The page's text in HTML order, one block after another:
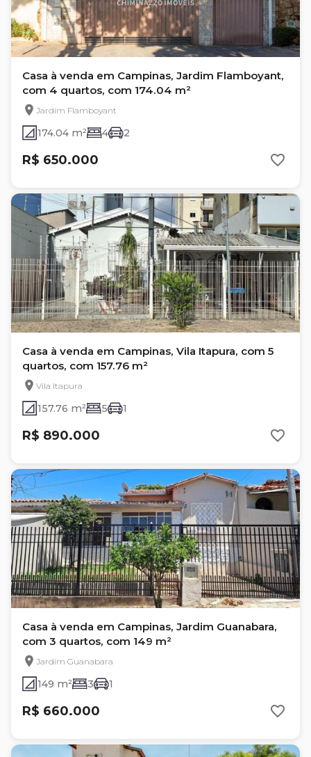
Casa à venda em Campinas, Jardim Flamboyant,
com 4 quartos, com 174.04 m²
Jardim Flamboyant
174.04 m² 4 2
R$ 650.000
Casa à venda em Campinas, Vila Itapura, com 5
quartos, com 157.76 m²
Vila Itapura
157.76 m² 5 1
R$ 890.000
Casa à venda em Campinas, Jardim Guanabara,
com 3 quartos, com 149 m²
Jardim Guanabara
149 m² 3 1
R$ 660.000